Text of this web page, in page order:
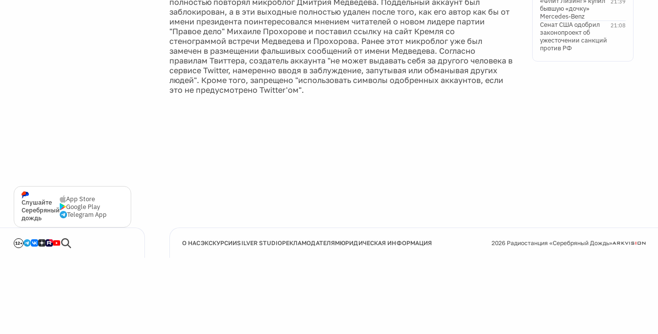
Слушайте
Серебряный
дождь
App Store
Google Play
Telegram App
12+
полностью повторял микроблог Дмитрия Медведева. Поддельный аккаунт был
заблокирован, а в эти выходные полностью удален после того, как его автор как бы от
имени президента поинтересовался мнением читателей о новом лидере партии
"Правое дело" Михаиле Прохорове и поставил ссылку на сайт Кремля со
стенограммой встречи Медведева и Прохорова. Ранее этот микроблог уже был
замечен в размещении фальшивых сообщений от имени Медведева. Согласно
правилам Твиттера, создатель аккаунта "не может выдавать себя за другого человека в
сервисе Twitter, намеренно вводя в заблуждение, запутывая или обманывая других
людей". Кроме того, запрещено "использовать символы одобренных аккаунтов, если
это не предусмотрено Twitter'ом".
21:39
бывшую «дочку»
Mercedes-Benz
21:08
Сенат США одобрил
законопроект об
ужесточении санкций
против РФ
О НАСЭКСКУРСИИSILVER STUDIOРЕКЛАМОДАТЕЛЯМЮРИДИЧЕСКАЯ ИНФОРМАЦИЯ 2026 Радиостанция «Серебряный Дождь»